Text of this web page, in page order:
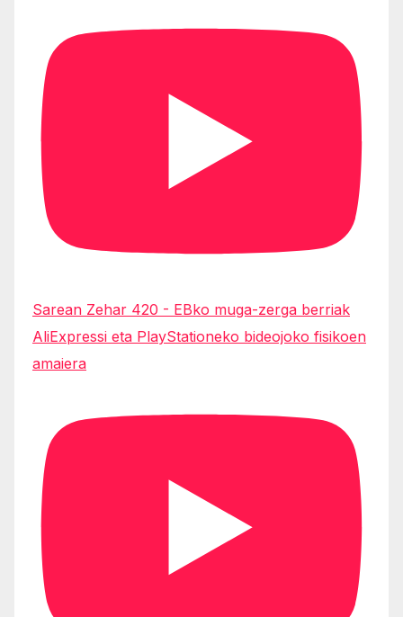
Sarean Zehar 420 - EBko muga-zerga berriak
AliExpressi eta PlayStationeko bideojoko fisikoen
amaiera